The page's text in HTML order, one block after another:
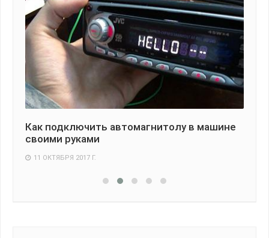
Как подключить автомагнитолу в машине
своими руками
11 ОКТЯБРЯ 2017 Г.